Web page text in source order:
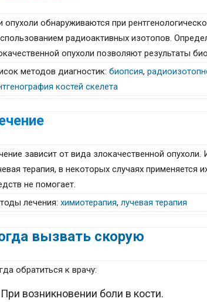
опухоли обнаруживаются при
радиоактивных изотопов.
опухоли позволяют результаты
методов диагностик: биопсия,
костей скелета
зависит от вида злокачественной
терапия, в некоторых случаях применяется
не помогает.
лечения: химиотерапия, лучевая терапия
вызвать скорую
обратиться к врачу:
При возникновении боли в кости.